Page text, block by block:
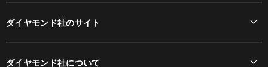
ダイヤモンド社のサイト
ダイヤモンド社について